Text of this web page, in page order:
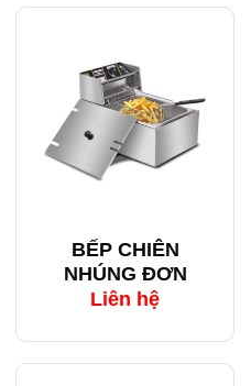
BẾP CHIÊN
NHÚNG ĐƠN
Liên hệ